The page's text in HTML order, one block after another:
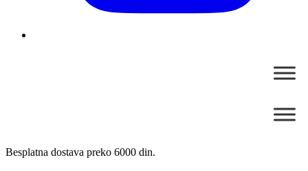
Besplatna dostava preko 6000 din.